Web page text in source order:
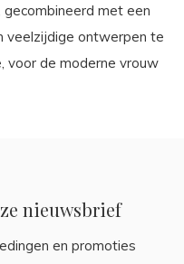
met een
veelzijdige ontwerpen te
voor de moderne vrouw
nieuwsbrief
en promoties